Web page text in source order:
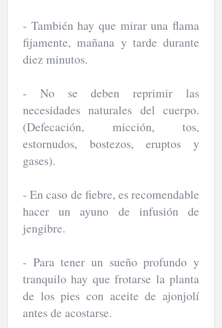
- También hay que mirar una flama
fijamente, mañana y tarde durante
diez minutos.
- No se deben reprimir las
necesidades naturales del cuerpo.
(Defecación, micción, tos,
estornudos, bostezos, eruptos y
gases).
- En caso de fiebre, es recomendable
hacer un ayuno de infusión de
jengibre.
- Para tener un sueño profundo y
tranquilo hay que frotarse la planta
de los pies con aceite de ajonjolí
antes de acostarse.